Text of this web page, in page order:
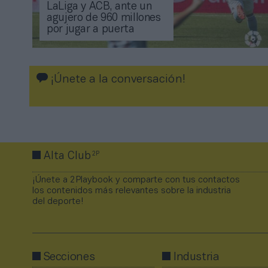
LaLiga y ACB, ante un
agujero de 960 millones
por jugar a puerta
¡Únete a la conversación!
Alta Club2P
¡Únete a 2Playbook y comparte con tus contactos
los contenidos más relevantes sobre la industria
del deporte!
Secciones Industria